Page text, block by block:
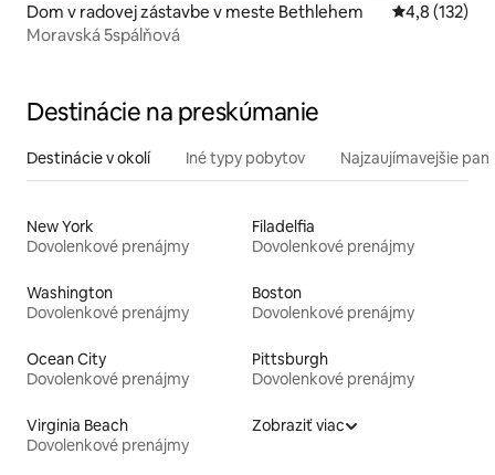
Dom v radovej zástavbe v meste Bethlehem Priemerné
4,8 (132)
Moravská 5spálňová
Destinácie na preskúmanie
Destinácie v okolí Iné typy pobytov Najzaujímavejšie
New York
Dovolenkové prenájmy
Filadelfia
Dovolenkové prenájmy
Washington
Dovolenkové prenájmy
Boston
Dovolenkové prenájmy
Ocean City
Dovolenkové prenájmy
Pittsburgh
Dovolenkové prenájmy
Virginia Beach
Dovolenkové prenájmy
Zobraziť viac